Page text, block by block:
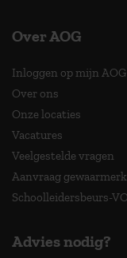
Over AOG
Inloggen op mijn AOG
Over ons
Onze locaties
Vacatures
Veelgestelde vragen
Aanvraag
Schoolleidersbeurs-VO
Advies nodig?